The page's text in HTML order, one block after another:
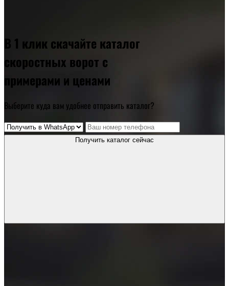
В 1 клик скачайте каталог
скоростных ворот с
примерами и ценами
Выберите куда вам удобнее отправить каталог?
Получить каталог сейчас